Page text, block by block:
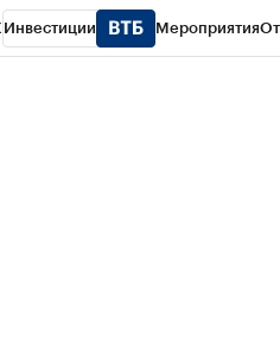
Инвестиции Мероприятия